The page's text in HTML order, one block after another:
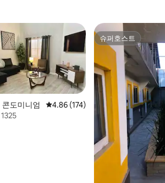
콘도미니엄 평점 4.86점(5점 만점), 후기 174개
4.86 (174)
슈퍼호스트
슈퍼호스트